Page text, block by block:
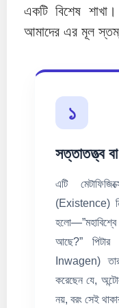
একটি বিশেষ
আমাদের এর মূল
১
সত্তাতত্ত্ব
এটি
(Existence)
আছে?”
Inwagen)
করেছেন যে,
নয়, বরং সেই